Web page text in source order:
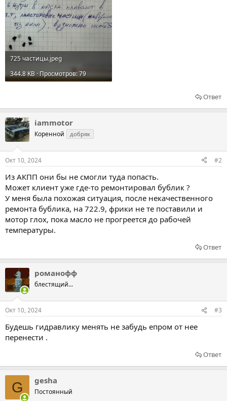
725 частицы.jpeg
344.8 KB · Просмотров: 79
Ответ
iammotor
Коренной добряк
Окт 10, 2024 #2
Из АКПП они бы не смогли туда попасть.
Может клиент уже где-то ремонтировал бублик ?
У меня была похожая ситуация, после некачественного
ремонта бублика, на 722.9, фрики не те поставили и
мотор глох, пока масло не прогреется до рабочей
температуры.
Ответ
романофф
блестящий...
Окт 10, 2024 #3
Будешь гидравлику менять не забудь епром от нее
перенести .
Ответ
G gesha
Постоянный